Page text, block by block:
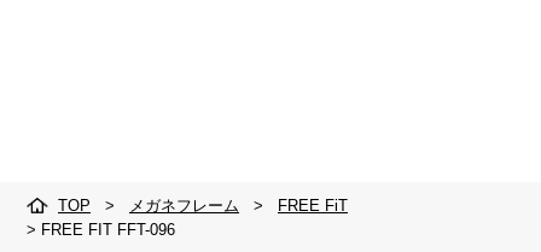
TOP > メガネフレーム >
FREE FiT
> FREE FIT FFT-096